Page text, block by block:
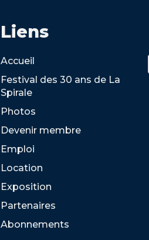
Liens
Accueil
Festival des 30 ans de La
Spirale
Photos
Devenir membre
Emploi
Location
Exposition
Partenaires
Abonnements